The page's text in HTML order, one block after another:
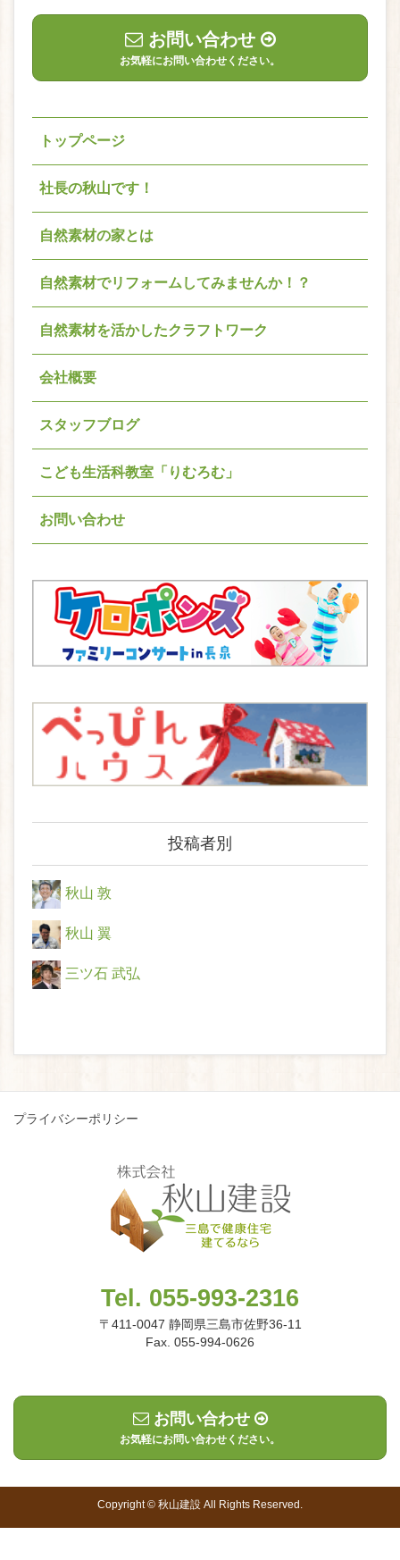
お問い合わせ
お気軽にお問い合わせください。
トップページ
社長の秋山です！
自然素材の家とは
自然素材でリフォームしてみませんか！？
自然素材を活かしたクラフトワーク
会社概要
スタッフブログ
こども生活科教室「りむろむ」
お問い合わせ
投稿者別
秋山 敦
秋山 翼
三ツ石 武弘
プライバシーポリシー
Tel. 055-993-2316
〒411-0047 静岡県三島市佐野36-11
Fax. 055-994-0626
お問い合わせ
お気軽にお問い合わせください。
Copyright © 秋山建設 All Rights Reserved.